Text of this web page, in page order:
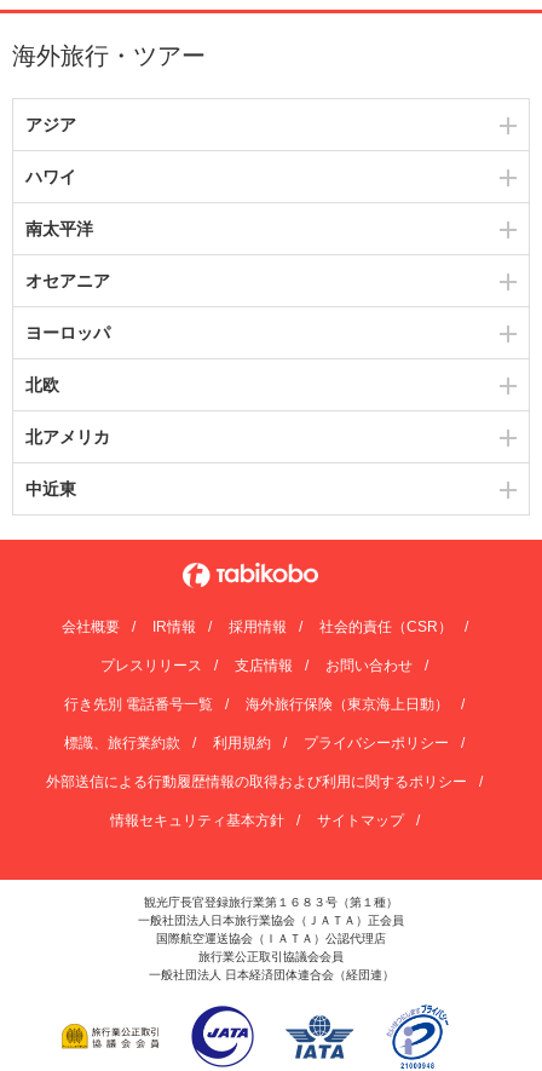
海外旅行・ツアー
アジア
ハワイ
南太平洋
オセアニア
ヨーロッパ
北欧
北アメリカ
中近東
会社概要 IR情報 採用情報 社会的責任（CSR）
プレスリリース 支店情報 お問い合わせ
行き先別 電話番号一覧 海外旅行保険（東京海上日動）
標識、旅行業約款 利用規約 プライバシーポリシー
外部送信による行動履歴情報の取得および利用に関するポリシー
情報セキュリティ基本方針 サイトマップ
観光庁長官登録旅行業第１６８３号（第１種）
一般社団法人日本旅行業協会（ＪＡＴＡ）正会員
国際航空運送協会（ＩＡＴＡ）公認代理店
旅行業公正取引協議会会員
一般社団法人 日本経済団体連合会（経団連）